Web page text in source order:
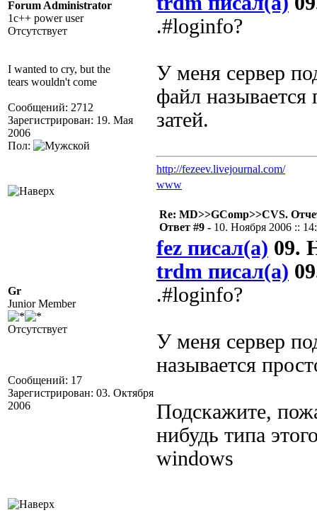
Forum Administrator
1c++ power user
Отсутствует
I wanted to cry, but the
tears wouldn't come
Сообщений: 2712
Зарегистрирован: 19. Мая
2006
Пол:
.#loginfo?
У меня сервер
файл называется
затей.
http://fezeev.livejournal.com/
www
Gr
Junior Member
Отсутствует
Сообщений: 17
Зарегистрирован: 03. Октября
2006
Re: MD>>GComp>>CVS.
Ответ #9 - 10. Ноября 2006 ::
fez писал(а) 09.
trdm писал(а)
.#loginfo?
У меня сервер
называется
Подскажите,
нибудь типа
windows